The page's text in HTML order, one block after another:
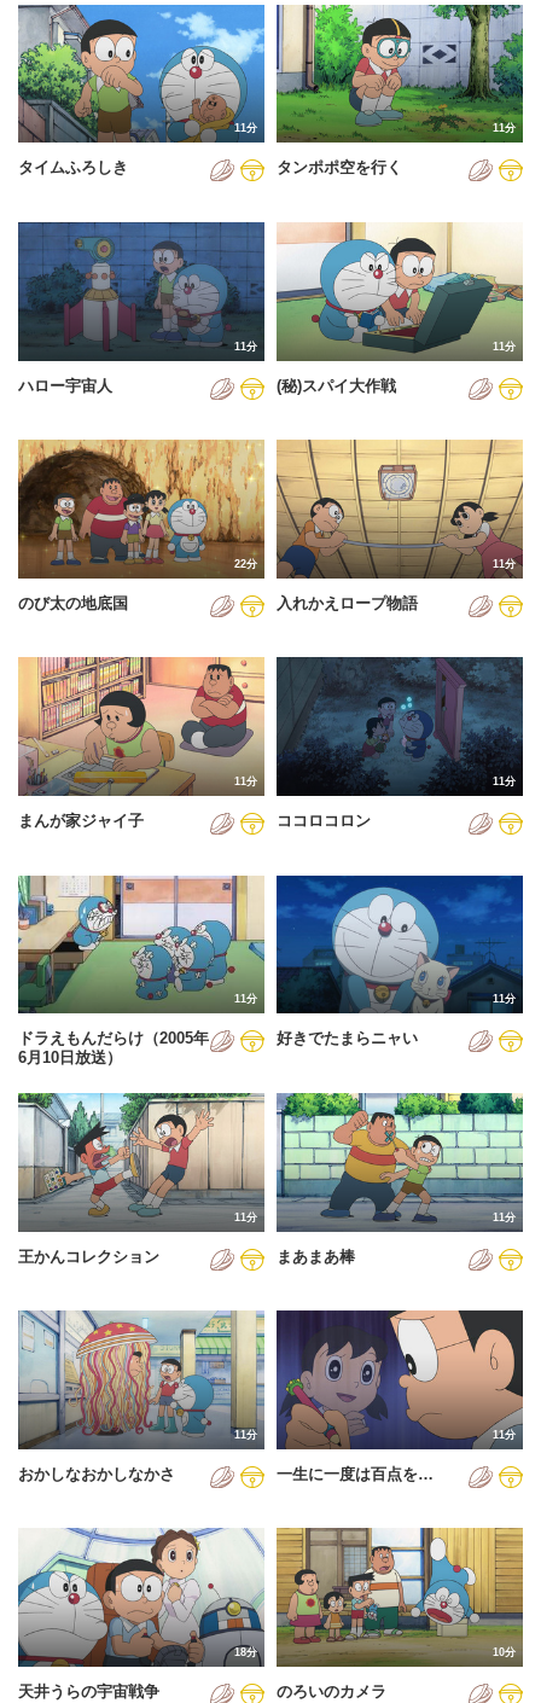
2024年
2025年
2026年
11分
タイムふろしき
11分
タンポポ空を行く
11分
ハロー宇宙人
11分
(秘)スパイ大作戦
22分
のび太の地底国
11分
入れかえロープ物語
11分
まんが家ジャイ子
11分
ココロコロン
11分
ドラえもんだらけ（2005年
6月10日放送）
11分
好きでたまらニャい
11分
王かんコレクション
11分
まあまあ棒
11分
おかしなおかしなかさ
11分
一生に一度は百点を…
18分
天井うらの宇宙戦争
10分
のろいのカメラ